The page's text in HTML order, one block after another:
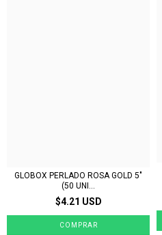
GLOBOX PERLADO ROSA GOLD 5"
(50 UNI...
$4.21 USD